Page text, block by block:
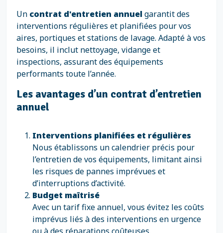
Un contrat d'entretien annuelgarantit des
interventions régulières et planifiées pour vos
aires, portiques et stations de lavage. Adapté à vos
besoins, il inclut nettoyage, vidange et
inspections, assurant des équipements
performants toute l’année.
Les avantages d’un contrat d’entretien
annuel
Interventions planifiées et régulières
Nous établissons un calendrier précis pour
l’entretien de vos équipements, limitant ainsi
les risques de pannes imprévues et
d’interruptions d’activité.
Budget maîtrisé
Avec un tarif fixe annuel, vous évitez les coûts
imprévus liés à des interventions en urgence